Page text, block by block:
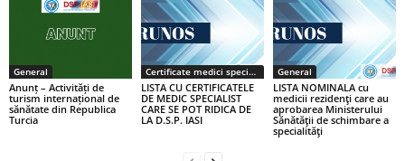
General
Anunț – Activități de
turism internațional de
sănătate din Republica
Turcia
Certificate medici specialiști / primari
LISTA CU CERTIFICATELE
DE MEDIC SPECIALIST
CARE SE POT RIDICA DE
LA D.S.P. IASI
General
LISTA NOMINALA cu
medicii rezidenţi care au
aprobarea Ministerului
Sănătăţii de schimbare a
specialităţi